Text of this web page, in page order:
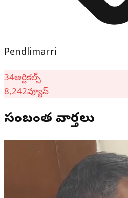
Pendlimarri
34ఆర్టికల్స్
8,242వ్యూస్
సంబంధిత వార్తలు